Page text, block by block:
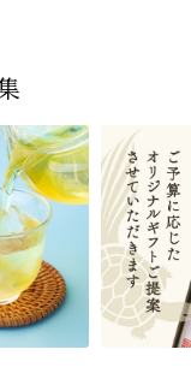
宇治抹茶 濃チーズケ
ーキ 『抹茶まる』 1セ
ット6個入
3,240 (税込)
緑茶ティーパック（セ
ンパックシリーズ） 5g
×50袋
864 (税込)
宇治抹茶そば２袋・そ
ばつゆ４袋（４人前）
竹かごセット
2,278 (税込)
老舗茶舗のひやひやス
イーツセット 3種6個
3,356 (税込)
おとなのお稽古セット
女子用 裏千家 茶道具
16,500 (税込)